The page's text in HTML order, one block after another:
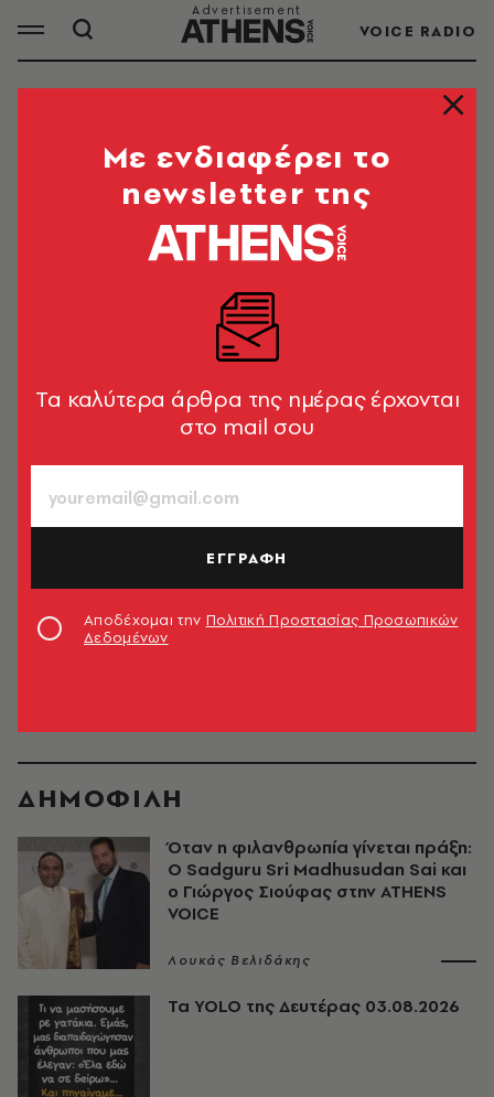
VOICE RADIO
ΦΙΛΑΝΘΡΩΠΙΑ
ΟΛΑ ΤΑ ΑΡΘΡΑ ΤΟΥ TAG
ΕΛΛΑΔΑ
Καλοσκοπίστας
Στέφανος Τσιτσόπουλος
ΔΗΜΟΦΙΛΗ
Όταν η φιλανθρωπία γίνεται πράξη:
Ο Sadguru Sri Madhusudan Sai και
ο Γιώργος Σιούφας στην ATHENS
VOICE
Λουκάς Βελιδάκης
Τα YOLO της Δευτέρας 03.08.2026
Mε ενδιαφέρει το
newsletter της
Tα καλύτερα άρθρα της ημέρας έρχονται
στο mail σου
ΕΓΓΡΑΦΗ
Αποδέχομαι την Πολιτική Προστασίας Προσωπικών
Δεδομένων